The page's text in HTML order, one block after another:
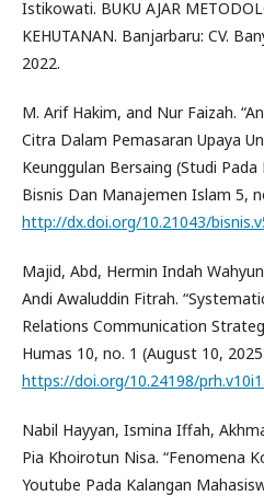
Istikowati. BUKU AJAR
KEHUTANAN. Banjarbaru: CV.
2022.
M. Arif Hakim, and Nur Faizah.
Citra Dalam Pemasaran Upaya
Keunggulan Bersaing (Studi Pada
Bisnis Dan Manajemen Islam 5,
http://dx.doi.org/10.21043/
Majid, Abd, Hermin Indah
Andi Awaluddin Fitrah.
Relations Communication
Humas 10, no. 1 (August 10,
https://doi.org/10.24198/
Nabil Hayyan, Ismina Iffah,
Pia Khoirotun Nisa. “Fenomena
Youtube Pada Kalangan